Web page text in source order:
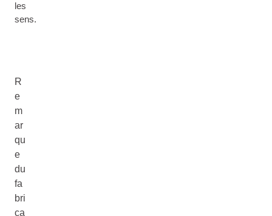
les
sens.
R
e
m
ar
qu
e
du
fa
bri
ca